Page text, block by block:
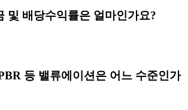
및 배당수익률은 얼마인가요?
등 밸류에이션은 어느 수준인가